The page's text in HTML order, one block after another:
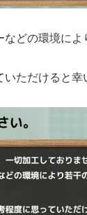
などの環境に
ただけると幸